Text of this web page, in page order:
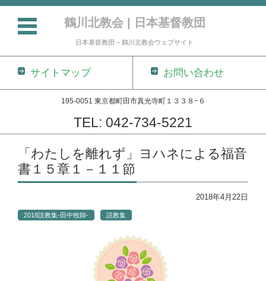
鶴川北教会 | 日本基督教団
日本基督教団 – 鶴川北教会ウェブサイト
サイトマップ お問い合わせ
195-0051 東京都町田市真光寺町１３３８−６
TEL: 042-734-5221
コンテンツに移動
「わたしを離れず」ヨハネによる福音
書１５章１－１１節
2018年4月22日
2018説教集-田中牧師- 説教集